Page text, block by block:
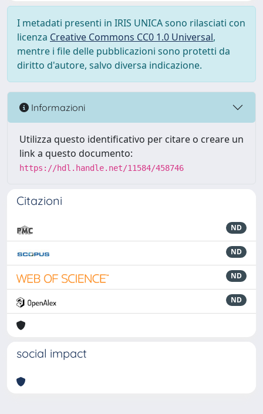
I metadati presenti in IRIS UNICA sono rilasciati con
licenza Creative Commons CC0 1.0 Universal,
mentre i file delle pubblicazioni sono protetti da
diritto d'autore, salvo diversa indicazione.
Informazioni
Utilizza questo identificativo per citare o creare un
link a questo documento:
https://hdl.handle.net/11584/458746
Citazioni
ND
ND
ND
ND
social impact